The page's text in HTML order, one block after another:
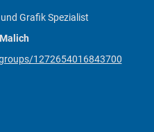
Grafik Spezialist
1272654016843700